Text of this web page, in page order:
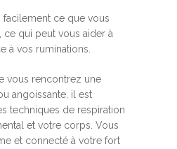
ce que vous
ce qui peut vous aider à
à vos ruminations.
vous rencontrez une
angoissante, il est
techniques de respiration
et votre corps. Vous
et connecté à votre fort